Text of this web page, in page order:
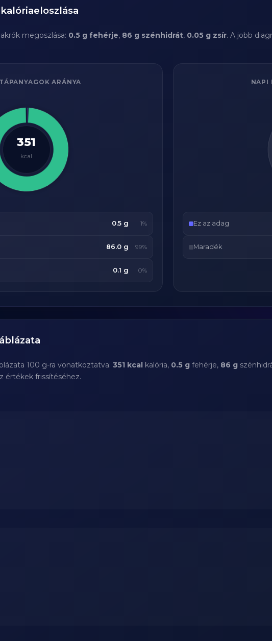
megoszlása: 0.5 g fehérje, 86 g szénhidrát, 0.05 g zsír. A jobb
ARÁNYA
351
kcal
0.5 g 1%
86.0 g 99%
0.1 g 0%
NAPI
Ez az adag
Maradék
100 g-ra vonatkoztatva: 351 kcal kalória, 0.5 g fehérje, 86 g
értékek frissítéséhez.